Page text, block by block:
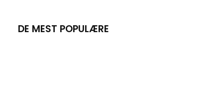
DE MEST POPULÆRE